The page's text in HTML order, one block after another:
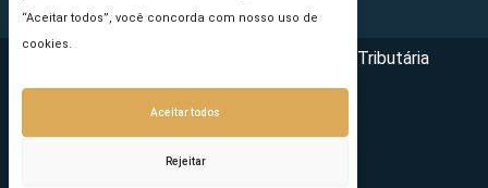
“Aceitar todos”, você concorda com nosso uso de
cookies.
Aceitar todos
Rejeitar
Copyright © 2026 - Portal da Reforma Tributária